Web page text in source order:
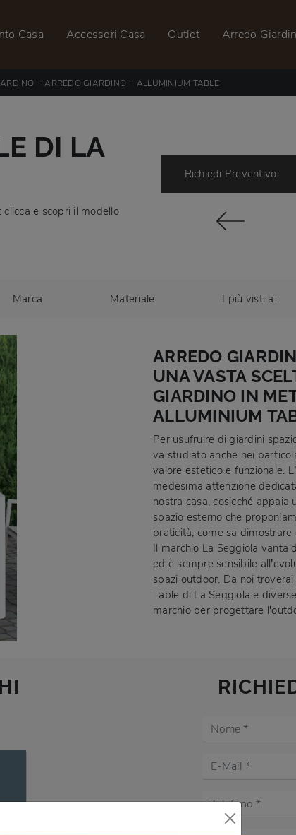
Casa Accessori Casa Outlet Arredo
-ARREDO GIARDINO - ALLUMINIUM TABLE
DI LA
e scopri il modello
Richiedi Preventivo
Marca Materiale I più visti a :
ARREDO
UNA VASTA
GIARDINO IN
ALLUMINIUM
Per usufruire di giardini
va studiato anche nei
valore estetico e funzionale.
medesima attenzione
nostra casa, cosicché
spazio esterno che
praticità, come sa
Il marchio La Seggiola vanta
ed è sempre sensibile
spazi outdoor. Da noi
Table di La Seggiola e
marchio per progettare